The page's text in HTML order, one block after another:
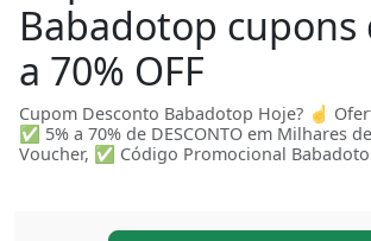
Babadotop cupons
a 70% OFF
Cupom Desconto Babadotop Hoje? ☝
✅ 5% a 70% de DESCONTO em Milhares
Voucher, ✅ Código Promocional